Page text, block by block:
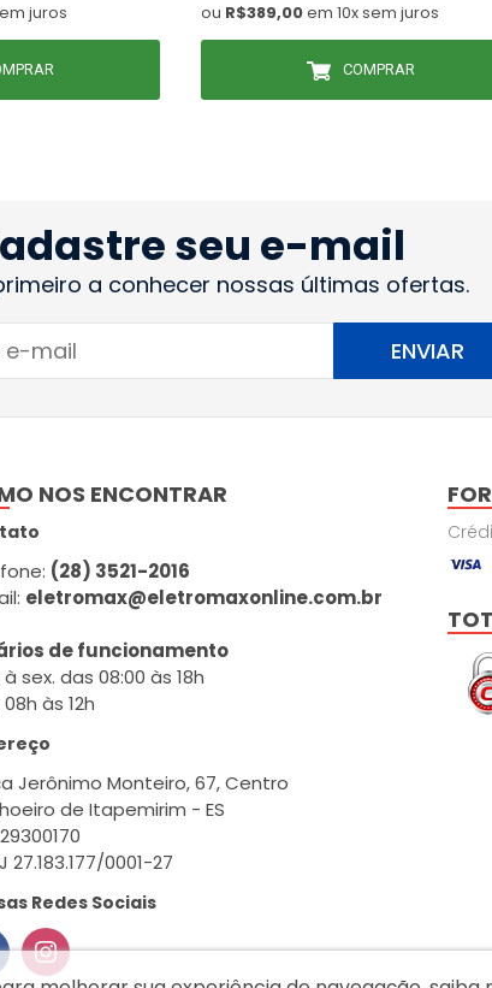
juros
ou R$389,00em 10x sem juros
COMPRAR
seu e-mail
a conhecer nossas últimas ofertas.
ENVIAR
NOS ENCONTRAR
(28) 3521-2016
eletromax@eletromaxonline.com.br
de funcionamento
à sex. das 08:00 às 18h
às 12h
Jerônimo Monteiro, 67, Centro
de Itapemirim - ES
27.183.177/0001-27
Redes Sociais